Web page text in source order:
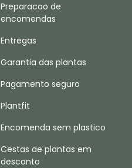
Preparacao de
encomendas
Entregas
Garantia das plantas
Pagamento seguro
Plantfit
Encomenda sem plastico
Cestas de plantas em
desconto